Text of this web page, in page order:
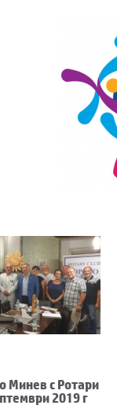
Минев с Ротари
2019 г